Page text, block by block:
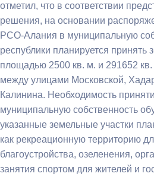
отметил, что в соответствии
решения, на основании
РСО-Алания в муниципальную
республики планируется принять
площадью 2500 кв. м. и 291652
между улицами Московской,
Калинина. Необходимость
муниципальную собственность
указанные земельные участки
как рекреационную территорию
благоустройства, озеленения,
занятия спортом для жителей и